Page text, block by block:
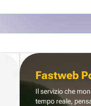
Fastweb
Il servizio che
tempo reale,